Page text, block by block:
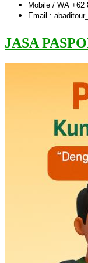
Mobile / WA +62
Email :
JASA